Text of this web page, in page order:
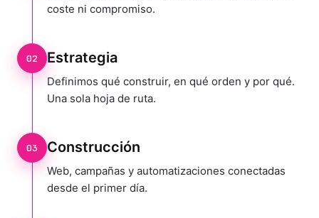
coste ni compromiso.
02 Estrategia
Definimos qué construir, en qué orden y por qué.
Una sola hoja de ruta.
03 Construcción
Web, campañas y automatizaciones conectadas
desde el primer día.